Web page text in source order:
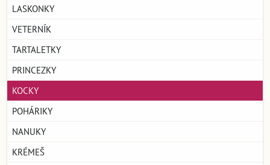
LASKONKY
VETERNÍK
TARTALETKY
PRINCEZKY
KOCKY
POHÁRIKY
NANUKY
KRÉMEŠ